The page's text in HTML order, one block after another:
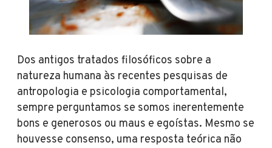
Dos antigos tratados filosóficos sobre a
natureza humana às recentes pesquisas de
antropologia e psicologia comportamental,
sempre perguntamos se somos inerentemente
bons e generosos ou maus e egoístas. Mesmo se
houvesse consenso, uma resposta teórica não